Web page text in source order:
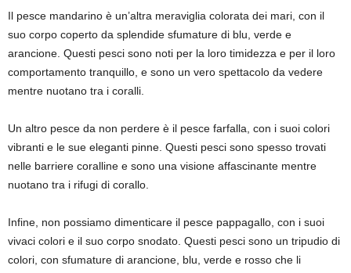
Il pesce mandarino è un’altra meraviglia colorata dei mari, con il
suo corpo coperto da splendide sfumature di blu, verde e
arancione. Questi pesci sono noti per la loro timidezza e per il loro
comportamento tranquillo, e sono un vero spettacolo da vedere
mentre nuotano tra i coralli.
Un altro pesce da non perdere è il pesce farfalla, con i suoi colori
vibranti e le sue eleganti pinne. Questi pesci sono spesso trovati
nelle barriere coralline e sono una visione affascinante mentre
nuotano tra i rifugi di corallo.
Infine, non possiamo dimenticare il pesce pappagallo, con i suoi
vivaci colori e il suo corpo snodato. Questi pesci sono un tripudio di
colori, con sfumature di arancione, blu, verde e rosso che li